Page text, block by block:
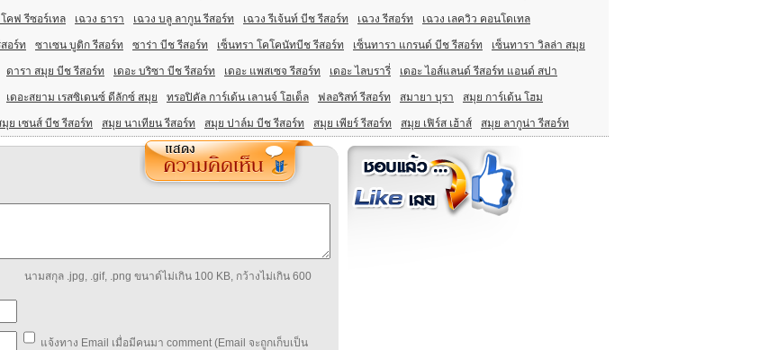
โคฟ รีซอร์เทล เฉวง ธารา เฉวง บลู ลากูน รีสอร์ท เฉวง รีเจ้นท์ บีช รีสอร์ท เฉวง รีสอร์ท เฉวง เลควิว คอนโดเทล
อร์ท ซาเซน บูติก รีสอร์ท ซาร่า บีช รีสอร์ท เซ็นทรา โคโคนัทบีช รีสอร์ท เซ็นทารา แกรนด์ บีช รีสอร์ท เซ็นทารา วิลล่า สมุย
ดารา สมุย บีช รีสอร์ท เดอะ บริซา บีช รีสอร์ท เดอะ แพสเซจ รีสอร์ท เดอะ ไลบรารี่ เดอะ ไอส์แลนด์ รีสอร์ท แอนด์ สปา
เดอะสยาม เรสซิเดนซ์ ดีลักซ์ สมุย ทรอปิคัล การ์เด้น เลานจ์ โฮเต็ล ฟลอริสท์ รีสอร์ท สมายา บุรา สมุย การ์เด้น โฮม
มุย เซนส์ บีช รีสอร์ท สมุย นาเทียน รีสอร์ท สมุย ปาล์ม บีช รีสอร์ท สมุย เพียร์ รีสอร์ท สมุย เฟิร์ส เฮ้าส์ สมุย ลากูน่า รีสอร์ท
นามสกุล .jpg, .gif, .png ขนาด์ไม่เกิน 100 KB, กว้างไม่เกิน 600
แจ้งทาง Email เมื่อมีคนมา comment (Email จะถูกเก็บเป็น